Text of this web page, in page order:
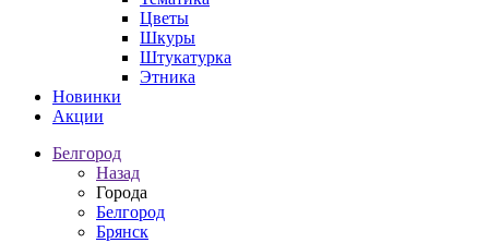
Цветы
Шкуры
Штукатурка
Этника
Новинки
Акции
Белгород
Назад
Города
Белгород
Брянск